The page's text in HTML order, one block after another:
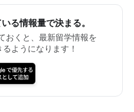
る情報量で決まる。
おくと、最新留学情報を
ようになります！